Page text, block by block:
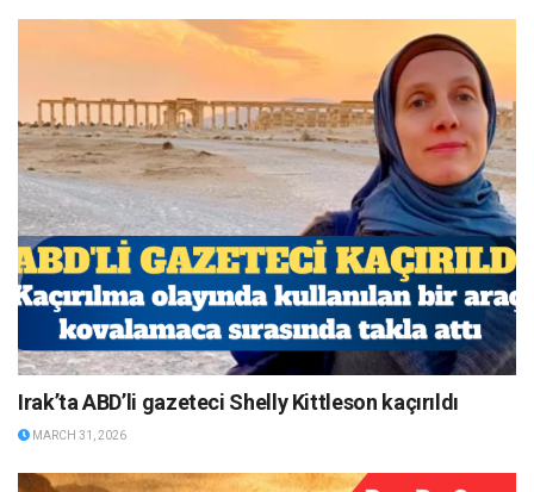
Irak’ta ABD’li gazeteci Shelly Kittleson kaçırıldı
MARCH 31, 2026